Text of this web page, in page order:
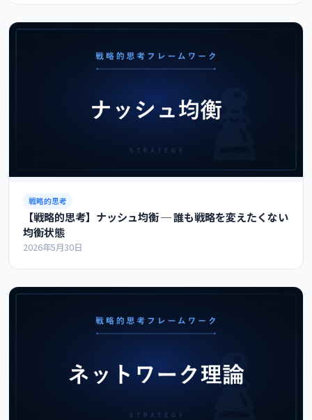
戦略的思考
【戦略的思考】ナッシュ均衡 ─ 誰も戦略を変えたくない
均衡状態
2026年5月30日